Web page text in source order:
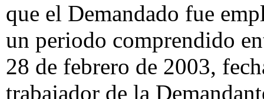
que el Demandado fue
un periodo comprendido
28 de febrero de 2003,
trabajador de la